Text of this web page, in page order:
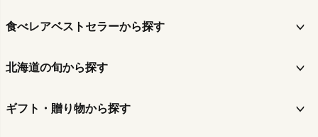
食べレアベストセラーから探す
北海道の旬から探す
ギフト・贈り物から探す